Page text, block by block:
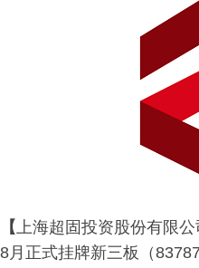
【上海超固投资股份有限公
8月正式挂牌新三板（